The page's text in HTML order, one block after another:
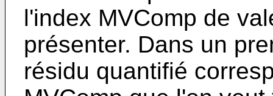
l'index MVComp de
présenter. Dans un
résidu quantifié